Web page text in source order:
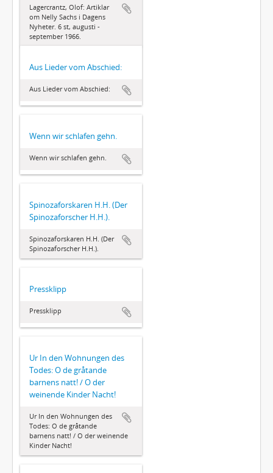
Lagercrantz, Olof: Artiklar
om Nelly Sachs i Dagens
Nyheter. 6 st, augusti -
september 1966.
Aus Lieder vom Abschied:
Aus Lieder vom Abschied:
Wenn wir schlafen gehn.
Wenn wir schlafen gehn.
Spinozaforskaren H.H. (Der
Spinozaforscher H.H.).
Spinozaforskaren H.H. (Der
Spinozaforscher H.H.).
Pressklipp
Pressklipp
Ur In den Wohnungen des
Todes: O de gråtande
barnens natt! / O der
weinende Kinder Nacht!
Ur In den Wohnungen des
Todes: O de gråtande
barnens natt! / O der weinende
Kinder Nacht!